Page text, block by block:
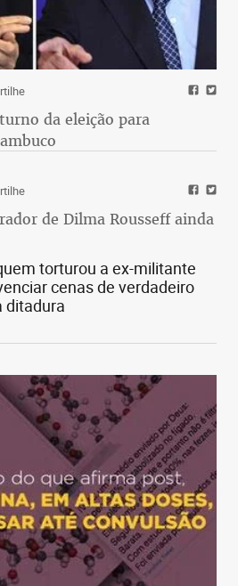
da eleição para
de Dilma Rousseff ainda
torturou a ex-militante
cenas de verdadeiro
ditadura